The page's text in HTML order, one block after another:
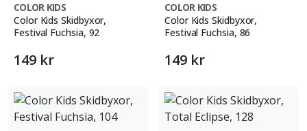
COLOR KIDS
Color Kids Skidbyxor,
Festival Fuchsia, 92
149 kr
COLOR KIDS
Color Kids Skidbyxor,
Festival Fuchsia, 86
149 kr